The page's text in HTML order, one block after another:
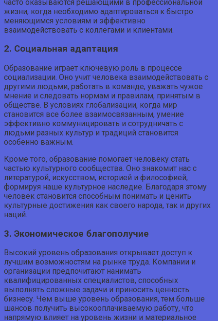
часто оказываются решающими в профессиональной
жизни, когда необходимо адаптироваться к быстро
меняющимся условиям и эффективно
взаимодействовать с коллегами и клиентами.
2. Социальная адаптация
Образование играет ключевую роль в процессе
социализации. Оно учит человека взаимодействовать с
другими людьми, работать в команде, уважать чужое
мнение и следовать нормам и правилам, принятым в
обществе. В условиях глобализации, когда мир
становится все более взаимосвязанным, умение
эффективно коммуницировать и сотрудничать с
людьми разных культур и традиций становится
особенно важным.
Кроме того, образование помогает человеку стать
частью культурного сообщества. Оно знакомит нас с
литературой, искусством, историей и философией,
формируя наше культурное наследие. Благодаря этому
человек становится способным понимать и ценить
культурные достижения как своего народа, так и других
наций.
3. Экономическое благополучие
Высокий уровень образования открывает доступ к
лучшим возможностям на рынке труда. Компании и
организации предпочитают нанимать
квалифицированных специалистов, способных
выполнять сложные задачи и приносить ценность
бизнесу. Чем выше уровень образования, тем больше
шансов получить высокооплачиваемую работу, что
напрямую влияет на уровень жизни и материальное